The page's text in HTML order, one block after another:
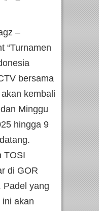
–
“Turnamen
bersama
kembali
Minggu
hingga 9
TOSI
di GOR
Padel yang
akan